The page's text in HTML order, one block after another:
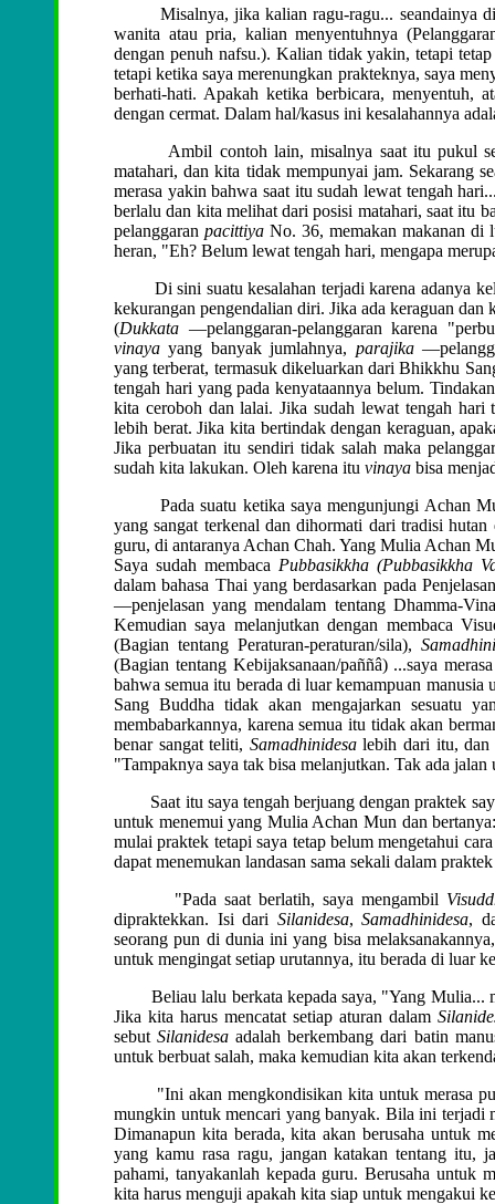
Misalnya, jika kalian ragu-ragu... seandainya di
wanita atau pria, kalian menyentuhnya
dengan penuh nafsu.). Kalian tidak yakin, tetapi
tetapi ketika saya merenungkan prakteknya, saya
berhati-hati. Apakah ketika berbicara, menyentuh,
dengan cermat. Dalam hal/kasus ini kesalahannya
Ambil contoh lain, misalnya saat itu pukul
matahari, dan kita tidak mempunyai jam. Sekarang
merasa yakin bahwa saat itu sudah lewat tengah
berlalu dan kita melihat dari posisi matahari, saat itu
pelanggaran pacittiyaNo. 36, memakan makanan di
heran, "Eh? Belum lewat tengah hari, mengapa
Di sini suatu kesalahan terjadi karena adanya
kekurangan pengendalian diri. Jika ada keraguan
(Dukkata —pelanggaran-pelanggaran karena
vinaya yang banyak jumlahnya, parajika
yang terberat, termasuk dikeluarkan dari Bhikkhu
tengah hari yang pada kenyataannya belum.
kita ceroboh dan lalai. Jika sudah lewat tengah
lebih berat. Jika kita bertindak dengan keraguan,
Jika perbuatan itu sendiri tidak salah maka
sudah kita lakukan. Oleh karena itu vinaya bisa
Pada suatu ketika saya mengunjungi Achan
yang sangat terkenal dan dihormati dari tradisi
guru, di antaranya Achan Chah. Yang Mulia Achan
Saya sudah membaca Pubbasikkha (Pubbasikkha
dalam bahasa Thai yang berdasarkan pada
—penjelasan yang mendalam tentang Dhamma-
Kemudian saya melanjutkan dengan membaca
(Bagian tentang Peraturan-peraturan/sila),
(Bagian tentang Kebijaksanaan/paññâ) ...saya
bahwa semua itu berada di luar kemampuan
Sang Buddha tidak akan mengajarkan sesuatu
membabarkannya, karena semua itu tidak akan
benar sangat teliti, Samadhinidesalebih dari itu, dan
"Tampaknya saya tak bisa melanjutkan. Tak ada
Saat itu saya tengah berjuang dengan praktek
untuk menemui yang Mulia Achan Mun dan
mulai praktek tetapi saya tetap belum mengetahui
dapat menemukan landasan sama sekali dalam
"Pada saat berlatih, saya mengambil
dipraktekkan. Isi dari Silanidesa,Samadhinidesa,
seorang pun di dunia ini yang bisa
untuk mengingat setiap urutannya, itu berada di luar
Beliau lalu berkata kepada saya, "Yang Mulia...
Jika kita harus mencatat setiap aturan dalam
sebutSilanidesa adalah berkembang dari batin
untuk berbuat salah, maka kemudian kita akan
"Ini akan mengkondisikan kita untuk merasa
mungkin untuk mencari yang banyak. Bila ini terjadi
Dimanapun kita berada, kita akan berusaha untuk
yang kamu rasa ragu, jangan katakan tentang itu,
pahami, tanyakanlah kepada guru. Berusaha untuk
kita harus menguji apakah kita siap untuk mengakui